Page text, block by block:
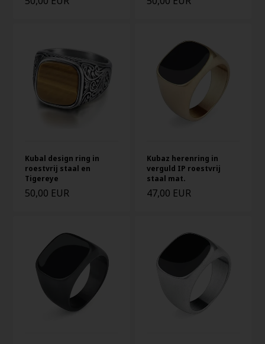
Kubal design ring in
roestvrij staal en
Tigereye
50,00 EUR
Kubaz herenring in
verguld IP roestvrij
staal mat.
47,00 EUR